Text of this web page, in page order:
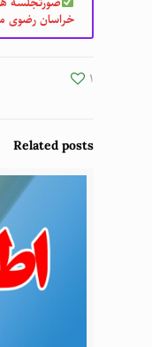
خراسان رضوی مورخ
1
Related posts